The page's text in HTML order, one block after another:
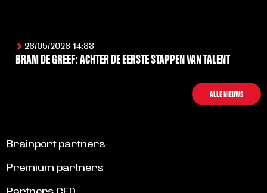
26/05/2026 14:33
BRAM DE GREEF: ACHTER DE EERSTE STAPPEN VAN TALENT
ALLE NIEUWS
Brainport partners
Premium partners